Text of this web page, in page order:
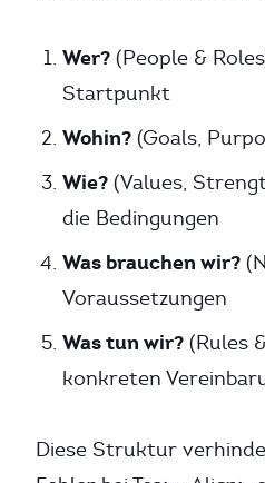
Wer? (People &
Startpunkt
Wohin? (Goals,
Wie? (Values,
die Bedingungen
Was brauchen wir?
Voraussetzungen
Was tun wir? (Rules
konkreten
Diese Struktur